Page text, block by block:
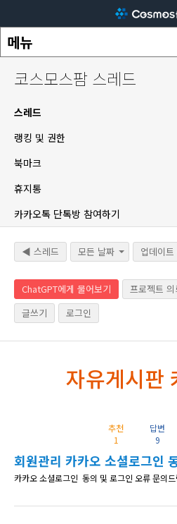
코스모스팜 스레드
스레드
랭킹 및 권한
북마크
휴지통
카카오톡 단톡방 참여하기
◀ 스레드 모든 날짜 업데이트
ChatGPT에게 물어보기 프로젝트 의
글쓰기
로그인
자유게시판
추천
1
답변
9